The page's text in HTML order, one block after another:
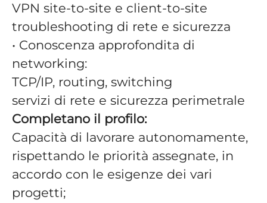
VPN site‑to‑site e client‑to‑site
troubleshooting di rete e sicurezza
• Conoscenza approfondita di
networking:
TCP/IP, routing, switching
servizi di rete e sicurezza perimetrale
Completano il profilo:
Capacità di lavorare autonomamente,
rispettando le priorità assegnate, in
accordo con le esigenze dei vari
progetti;